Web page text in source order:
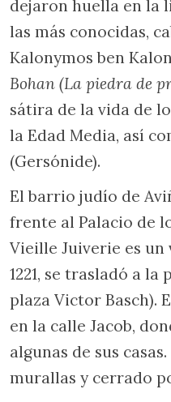
dejaron huella en la
las más conocidas,
Kalonymos ben
Bohan (La piedra de
sátira de la vida de
la Edad Media, así
(Gersónide).
El barrio judío de
frente al Palacio de
Vieille Juiverie es un
1221, se trasladó a la
plaza Victor Basch).
en la calle Jacob,
algunas de sus
murallas y cerrado